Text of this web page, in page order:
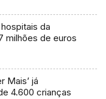
da
milhões de euros
Mais’ já
4.600 crianças